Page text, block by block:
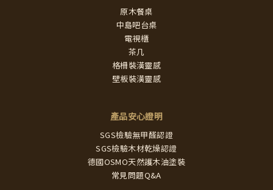
原木餐桌
中島吧台桌
電視櫃
茶几
格柵裝潢靈感
壁板裝潢靈感
產品安心證明
SGS檢驗無甲醛認證
SGS檢驗木材乾燥認證
德國OSMO天然護木油塗裝
常見問題Q&A